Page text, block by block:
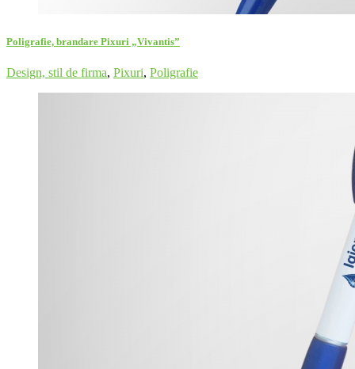
Poligrafie, brandare Pixuri „Vivantis”
Design, stil de firma, Pixuri, Poligrafie